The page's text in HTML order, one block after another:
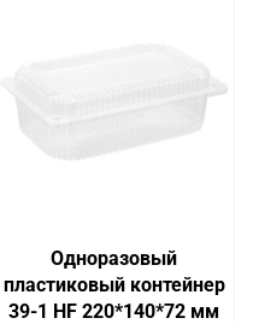
Одноразовый
пластиковый контейнер
39-1 HF 220*140*72 мм